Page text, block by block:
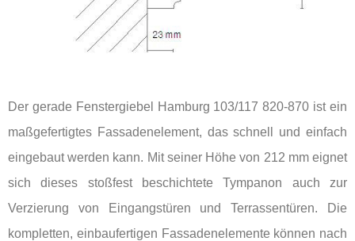
Der gerade Fenstergiebel Hamburg 103/117 820-870 ist ein
maßgefertigtes Fassadenelement, das schnell und einfach
eingebaut werden kann. Mit seiner Höhe von 212 mm eignet
sich dieses stoßfest beschichtete Tympanon auch zur
Verzierung von Eingangstüren und Terrassentüren. Die
kompletten, einbaufertigen Fassadenelemente können nach